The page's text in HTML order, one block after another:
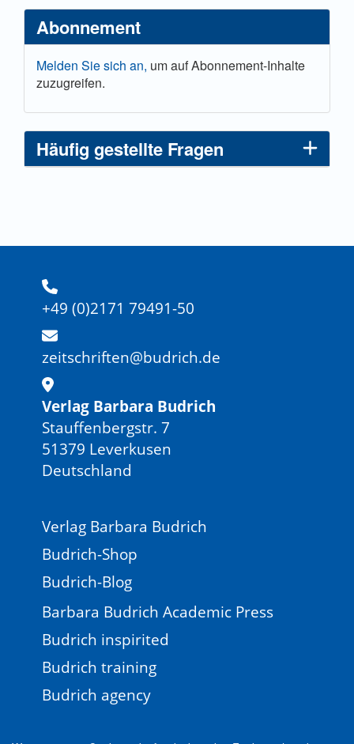
Abonnement
Melden Sie sich an, um auf Abonnement-Inhalte
zuzugreifen.
Häufig gestellte Fragen
+49 (0)2171 79491-50
zeitschriften@budrich.de
Verlag Barbara Budrich
Stauffenbergstr. 7
51379 Leverkusen
Deutschland
Verlag Barbara Budrich
Budrich-Shop
Budrich-Blog
Barbara Budrich Academic Press
Budrich inspirited
Budrich training
Budrich agency